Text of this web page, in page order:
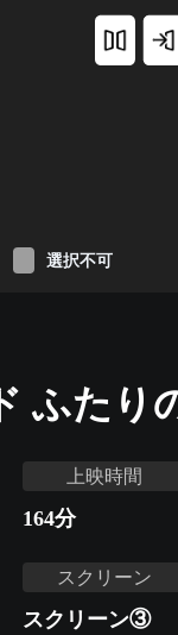
選択不可
ふたり
上映時間
164分
スクリーン
スクリーン③